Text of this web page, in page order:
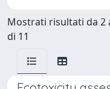
Mostrati risultati da 2
di 11